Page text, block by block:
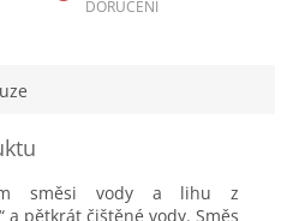
DORUČENÍ
směsi vody a lihu z
a pětkrát čištěné vody. Směs